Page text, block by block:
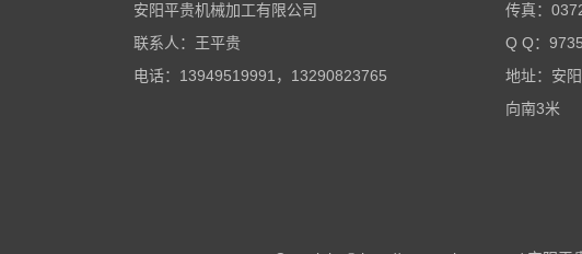
安阳平贵机械加工有限公司
联系人：王平贵
电话：13949519991，13290823765
传真：
Q Q：
地址：安
向南3米